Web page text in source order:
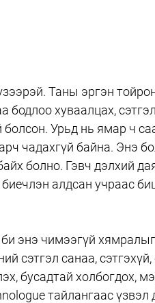
Таны эргэн
бодлоо хуваалцах,
Урьд нь ямар ч
чадахгүй байна. Энэ
болно. Гэвч дэлхий
алдсан учраас
энэ чимээгүй
сэтгэл санаа,
бусадтай холбогдох,
тайлангаас үзвэл